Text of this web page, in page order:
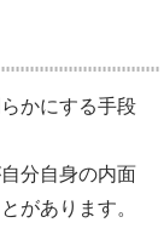
かにする手段
分自身の内面
があります。